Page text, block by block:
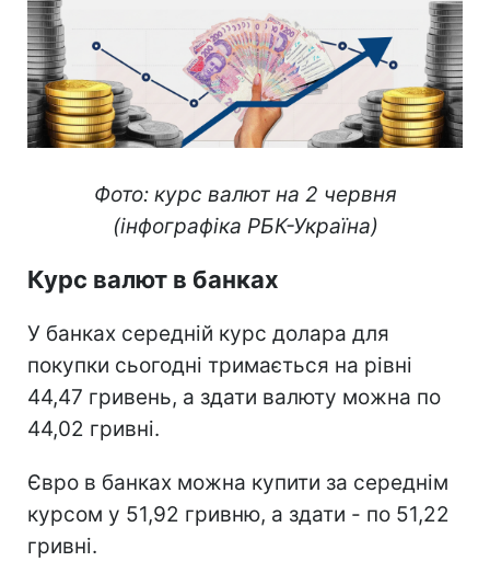
Фото: курс валют на 2 червня
(інфографіка РБК-Україна)
Курс валют в банках
У банках середній курс долара для
покупки сьогодні тримається на рівні
44,47 гривень, а здати валюту можна по
44,02 гривні.
Євро в банках можна купити за середнім
курсом у 51,92 гривню, а здати - по 51,22
гривні.